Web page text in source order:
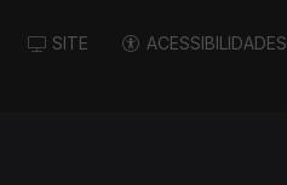
SITE ACESSIBILIDADES